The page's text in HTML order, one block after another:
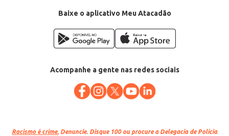
Baixe o aplicativo Meu Atacadão
Acompanhe a gente nas redes sociais
Racismo é crime. Denuncie. Disque 100 ou procure a Delegacia de Polícia